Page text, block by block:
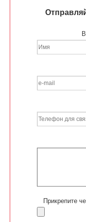
Прикрепите